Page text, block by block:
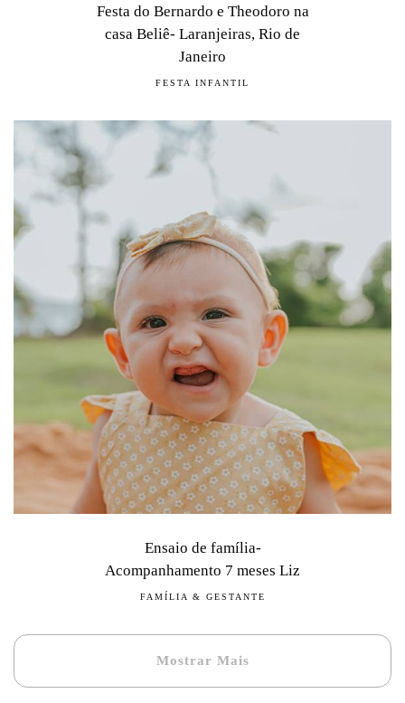
Festa do Bernardo e Theodoro na
casa Beliê- Laranjeiras, Rio de
Janeiro
FESTA INFANTIL
Ensaio de família-
Acompanhamento 7 meses Liz
FAMÍLIA & GESTANTE
Mostrar Mais